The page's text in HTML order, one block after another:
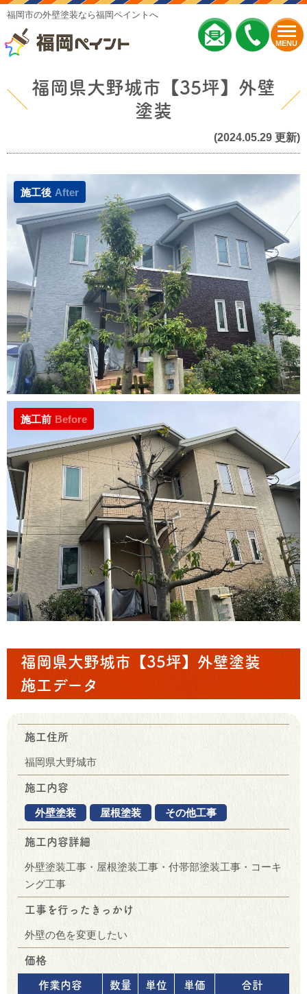
MENU
福岡市の外壁塗装なら福岡ペイントへ
福岡県大野城市【35坪】外壁
塗装
(2024.05.29 更新)
施工後 After
施工前 Before
福岡県大野城市【35坪】外壁塗装
施工データ
施工住所
福岡県大野城市
施工内容
外壁塗装 屋根塗装 その他工事
施工内容詳細
外壁塗装工事・屋根塗装工事・付帯部塗装工事・コーキ
ング工事
工事を行ったきっかけ
外壁の色を変更したい
価格
作業内容 数量 単位 単価 合計